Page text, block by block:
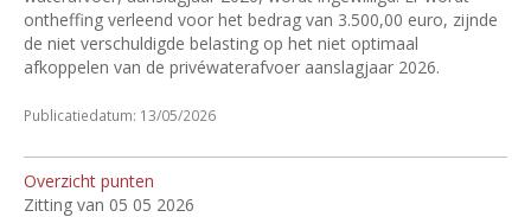
ontheffing verleend voor het bedrag van 3.500,00 euro, zijnde
de niet verschuldigde belasting op het niet optimaal
afkoppelen van de privéwaterafvoer aanslagjaar 2026.
Publicatiedatum: 13/05/2026
Overzicht punten
Zitting van 05 05 2026